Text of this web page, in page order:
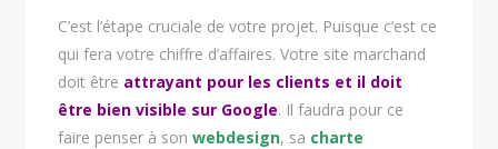
C’est l’étape cruciale de votre projet. Puisque c’est ce
qui fera votre chiffre d’affaires. Votre site marchand
doit être attrayant pour les clients et il doit
être bien visible sur Google. Il faudra pour ce
faire penser à sonwebdesign, sa charte